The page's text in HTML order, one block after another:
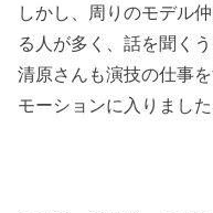
しかし、周りのモデル
る人が多く、話を聞く
清原さんも演技の仕事
モーションに入りました